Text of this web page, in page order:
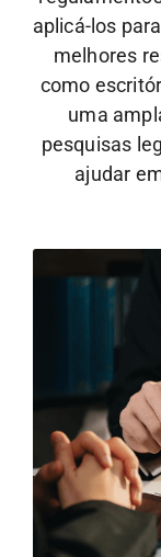
aplicá-los
melhores
como
uma
pesquisas
ajudar